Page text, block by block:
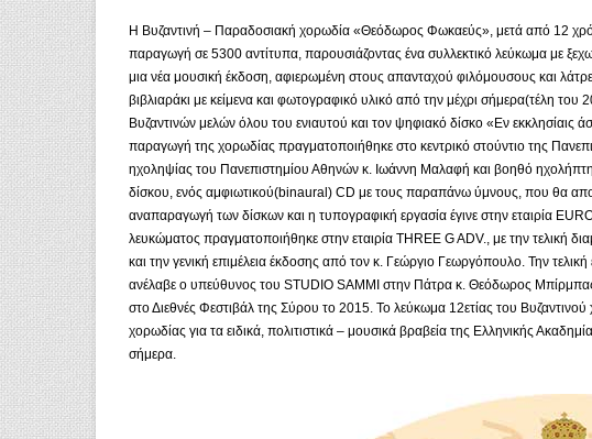
Η Βυζαντινή – Παραδοσιακή χορωδία «Θεόδωρος Φωκαεύς», μετά από 12
παραγωγή σε 5300 αντίτυπα, παρουσιάζοντας ένα συλλεκτικό λεύκωμα με
μια νέα μουσική έκδοση, αφιερωμένη στους απανταχού φιλόμουσους και
βιβλιαράκι με κείμενα και φωτογραφικό υλικό από την μέχρι σήμερα(τέλη
Βυζαντινών μελών όλου του ενιαυτού και τον ψηφιακό δίσκο «Εν
παραγωγή της χορωδίας πραγματοποιήθηκε στο κεντρικό στούντιο της
ηχοληψίας του Πανεπιστημίου Αθηνών κ. Ιωάννη Μαλαφή και βοηθό
δίσκου, ενός αμφιωτικού(binaural) CD με τους παραπάνω ύμνους, που θα
αναπαραγωγή των δίσκων και η τυπογραφική εργασία έγινε στην εταιρία
λευκώματος πραγματοποιήθηκε στην εταιρία THREE G ADV., με την τελική
και την γενική επιμέλεια έκδοσης από τον κ. Γεώργιο Γεωργόπουλο. Την
ανέλαβε ο υπεύθυνος του STUDIO SAMMI στην Πάτρα κ. Θεόδωρος
στο Διεθνές Φεστιβάλ της Σύρου το 2015. Το λεύκωμα 12ετίας του
χορωδίας για τα ειδικά, πολιτιστικά – μουσικά βραβεία της Ελληνικής
σήμερα.